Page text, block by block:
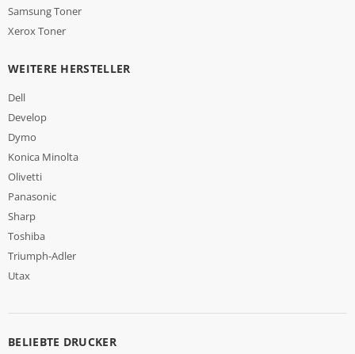
Samsung Toner
Xerox Toner
WEITERE HERSTELLER
Dell
Develop
Dymo
Konica Minolta
Olivetti
Panasonic
Sharp
Toshiba
Triumph-Adler
Utax
BELIEBTE DRUCKER